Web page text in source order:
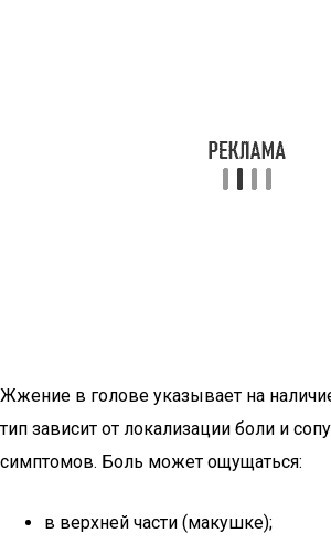
Жжение в голове указывает на
тип зависит от локализации боли и
симптомов. Боль может ощущаться:
в верхней части (макушке);